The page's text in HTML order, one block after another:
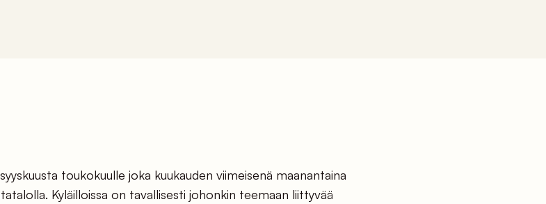
toukokuulle joka kuukauden viimeisenä maanantaina
Kyläilloissa on tavallisesti johonkin teemaan liittyvää